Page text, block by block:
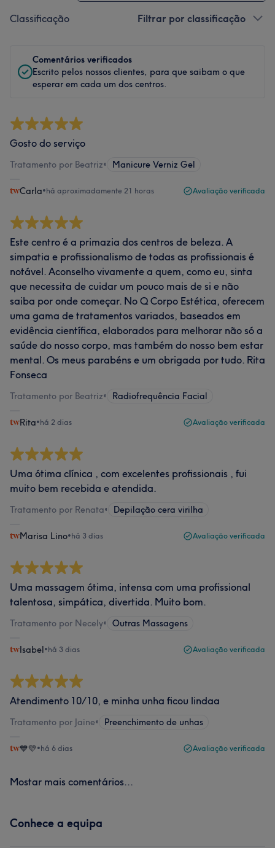
Classificação Filtrar por classificação
Comentários verificados
Escrito pelos nossos clientes, para que saibam o que
esperar em cada um dos centros.
Gosto do serviço
Tratamento por Beatriz• Manicure Verniz Gel
Carla•há aproximadamente 21 horas Avaliação verificada
Este centro é a primazia dos centros de beleza. A
simpatia e profissionalismo de todas as profissionais é
notável. Aconselho vivamente a quem, como eu, sinta
que necessita de cuidar um pouco mais de si e não
saiba por onde começar. No Q Corpo Estética, oferecem
uma gama de tratamentos variados, baseados em
evidência científica, elaborados para melhorar não só a
saúde do nosso corpo, mas também do nosso bem estar
mental. Os meus parabéns e um obrigada por tudo. Rita
Fonseca
Tratamento por Beatriz• Radiofrequência Facial
Rita•há 2 dias Avaliação verificada
Uma ótima clínica , com excelentes profissionais , fui
muito bem recebida e atendida.
Tratamento por Renata• Depilação cera virilha
Marisa Lino•há 3 dias Avaliação verificada
Uma massagem ótima, intensa com uma profissional
talentosa, simpática, divertida. Muito bom.
Tratamento por Necely• Outras Massagens
Isabel•há 3 dias Avaliação verificada
Atendimento 10/10, e minha unha ficou lindaa
Tratamento por Jaine• Preenchimento de unhas
💙💛•há 6 dias Avaliação verificada
Mostar mais comentários...
Conhece a equipa